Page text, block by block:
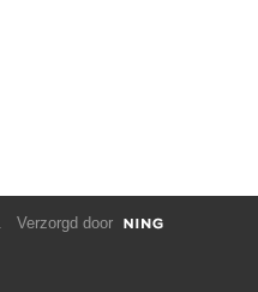
. Verzorgd door